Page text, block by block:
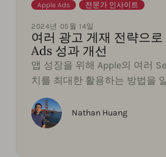
Apple Ads 전문가 인사이트
2024년 05월 14일
여러 광고 게재 전략으
Ads 성과 개선
앱 성장을 위해 Apple의 여러
치를 최대한 활용하는 방법을
Nathan Huang